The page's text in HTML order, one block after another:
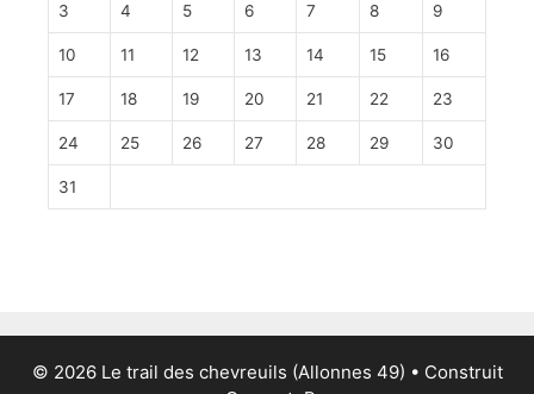
3 4 5 6 7 8 9
10 11 12 13 14 15 16
17 18 19 20 21 22 23
24 25 26 27 28 29 30
31
© 2026 Le trail des chevreuils (Allonnes 49) • Construit